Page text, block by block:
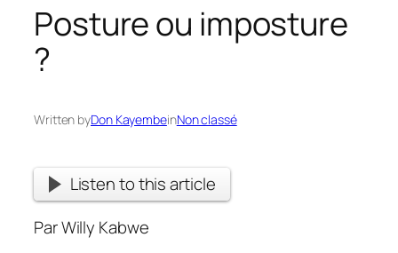
Posture ou imposture
?
Written byDon KayembeinNon classé
Listen to this article
Par Willy Kabwe